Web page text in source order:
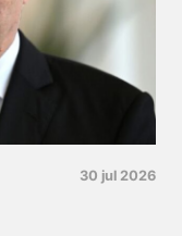
30 jul 2026